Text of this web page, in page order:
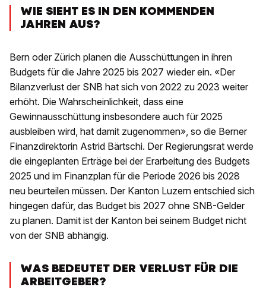
WIE SIEHT ES IN DEN KOMMENDEN
JAHREN AUS?
Bern oder Zürich planen die Ausschüttungen in ihren
Budgets für die Jahre 2025 bis 2027 wieder ein. «Der
Bilanzverlust der SNB hat sich von 2022 zu 2023 weiter
erhöht. Die Wahrscheinlichkeit, dass eine
Gewinnausschüttung insbesondere auch für 2025
ausbleiben wird, hat damit zugenommen», so die Berner
Finanzdirektorin Astrid Bärtschi. Der Regierungsrat werde
die eingeplanten Erträge bei der Erarbeitung des Budgets
2025 und im Finanzplan für die Periode 2026 bis 2028
neu beurteilen müssen. Der Kanton Luzern entschied sich
hingegen dafür, das Budget bis 2027 ohne SNB-Gelder
zu planen. Damit ist der Kanton bei seinem Budget nicht
von der SNB abhängig.
WAS BEDEUTET DER VERLUST FÜR DIE
ARBEITGEBER?